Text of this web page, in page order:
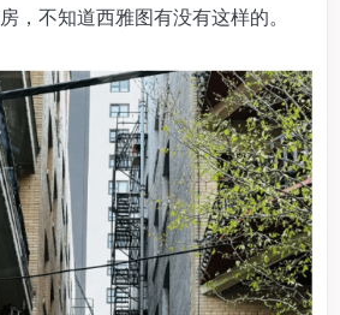
，不知道西雅图有没有这样的。